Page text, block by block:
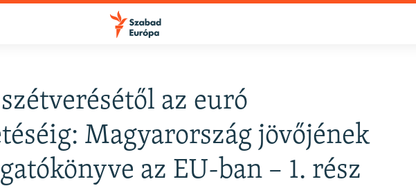
az euró
Magyarország jövőjének
az EU-ban – 1. rész